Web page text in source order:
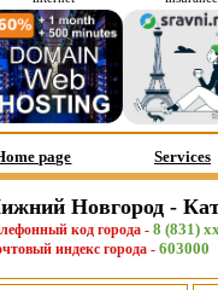
page Services
Новгород -
код города - 8 (831)
индекс города - 603000